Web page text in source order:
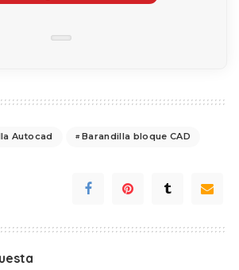
Autocad Barandilla bloque CAD